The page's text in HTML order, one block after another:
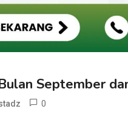
September
0